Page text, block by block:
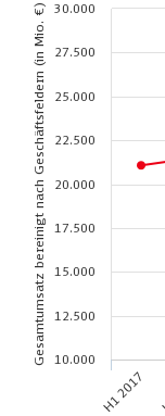
Gesamtumsatz bereinigt nach Geschäftsfeldern (in Mio. €)
H1 2017
10.000
12.500
15.000
17.500
20.000
22.500
25.000
27.500
30.000